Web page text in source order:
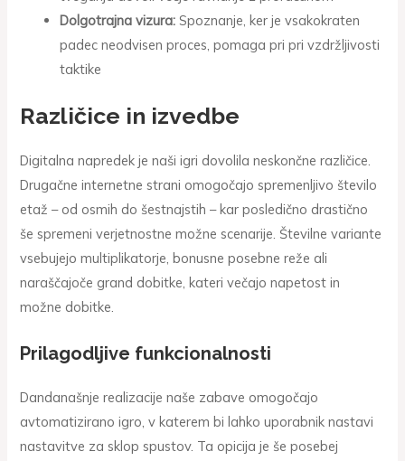
Dolgotrajna vizura: Spoznanje, ker je vsakokraten
padec neodvisen proces, pomaga pri pri vzdržljivosti
taktike
Različice in izvedbe
Digitalna napredek je naši igri dovolila neskončne različice.
Drugačne internetne strani omogočajo spremenljivo število
etaž – od osmih do šestnajstih – kar posledično drastično
še spremeni verjetnostne možne scenarije. Številne variante
vsebujejo multiplikatorje, bonusne posebne reže ali
naraščajoče grand dobitke, kateri večajo napetost in
možne dobitke.
Prilagodljive funkcionalnosti
Dandanašnje realizacije naše zabave omogočajo
avtomatizirano igro, v katerem bi lahko uporabnik nastavi
nastavitve za sklop spustov. Ta opicija je še posebej